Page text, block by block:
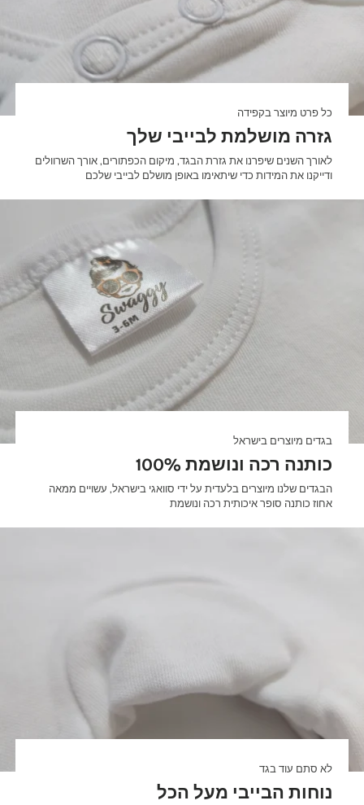
כל פרט מיוצר בקפידה
גזרה מושלמת לבייבי שלך
לאורך השנים שיפרנו את גזרת הבגד, מיקום הכפתורים, אורך השרוולים
ודייקנו את המידות כדי שיתאימו באופן מושלם לבייבי שלכם
בגדים מיוצרים בישראל
100% כותנה רכה ונושמת
הבגדים שלנו מיוצרים בלעדית על ידי סוואגי בישראל, עשויים ממאה
אחוז כותנה סופר איכותית רכה ונושמת
לא סתם עוד בגד
נוחות הבייבי מעל הכל